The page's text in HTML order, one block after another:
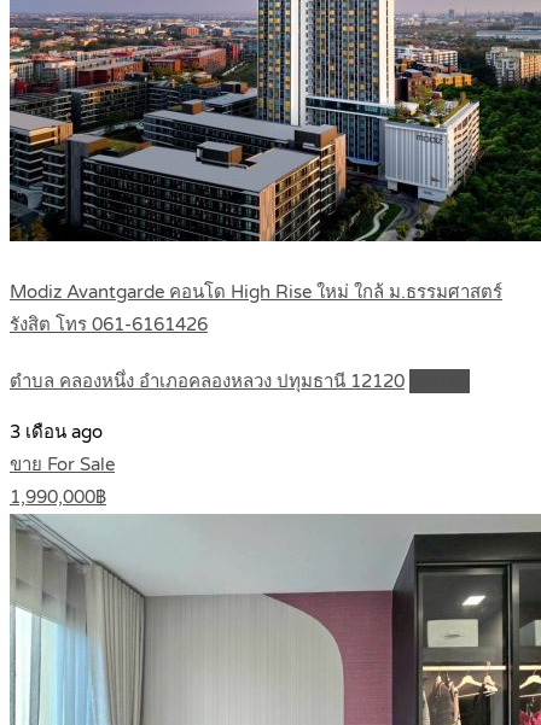
Modiz Avantgarde คอนโด High Rise ใหม่ ใกล้ ม.ธรรมศาสตร์
รังสิต โทร 061-6161426
ตำบล คลองหนึ่ง อำเภอคลองหลวง ปทุมธานี 12120
3 เดือน ago
ขาย For Sale
1,990,000฿